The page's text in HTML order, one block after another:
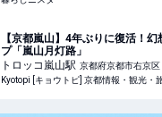
【京都嵐山】4年ぶりに復活！
プ「嵐山月灯路」
トロッコ嵐山駅 京都府京都市右京区
Kyotopi [キョウトピ] 京都情報・観光・